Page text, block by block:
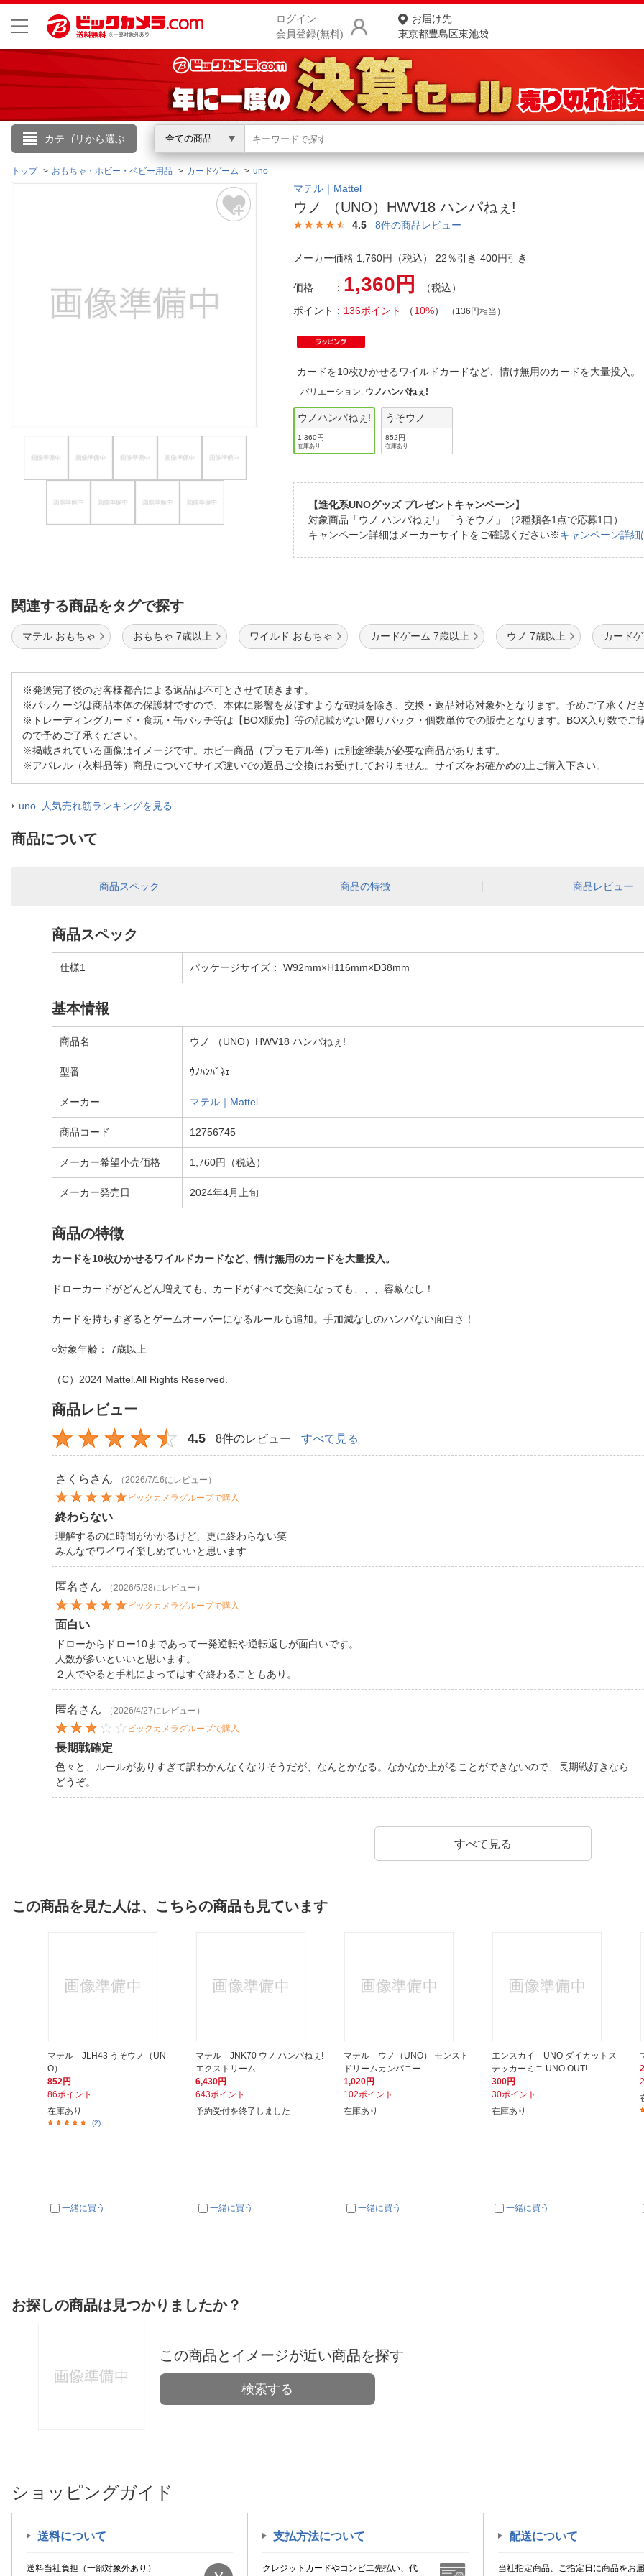
ログイン
会員登録(無料)
お届け先
東京都豊島区東池袋
カテゴリから選ぶ 全ての商品
こんにちは
ログイン
閲覧履歴
商品をさがす
ランキングからさがす
お客様サポート
トップ おもちゃ・ホビー・ベビー用品 カードゲーム uno
マテル｜Mattel
ウノ （UNO）HWV18 ハンパねぇ!
4.5 8件の商品レビュー
メーカー価格 1,760円（税込） 22％引き 400円引き
価格 1,360円
（税込）
ポイント
136ポイント （10%） （136円相当）
カードを10枚ひかせるワイルドカードなど、情け無用のカードを大量投
バリエーション: ウノハンパねぇ!
ウノハンパねぇ!
1,360円
在庫あり
うそウノ
852円
在庫あり
【進化系UNOグッズ プレゼントキャンペーン】
対象商品「ウノ ハンパねぇ!」「うそウノ」（2種類各1点で応募1口）
キャンペーン詳細はメーカーサイトをご確認ください※キャンペーン詳細
関連する商品をタグで探す
マテル おもちゃ おもちゃ 7歳以上 ワイルド おもちゃ カードゲーム 7歳以上 ウノ 7歳以上 カード
※発送完了後のお客様都合による返品は不可とさせて頂きます。
※パッケージは商品本体の保護材ですので、本体に影響を及ぼすような破損を除き、交換・返品対応対象外となります。予めご了承くださ
※トレーディングカード・食玩・缶バッチ等は【BOX販売】等の記載がない限りパック・個数単位での販売となります。BOX入り数で
ので予めご了承ください。
※掲載されている画像はイメージです。ホビー商品（プラモデル等）は別途塗装が必要な商品があります。
※アパレル（衣料品等）商品についてサイズ違いでの返品ご交換はお受けしておりません。サイズをお確かめの上ご購入下さい。
uno 人気売れ筋ランキングを見る
商品について
商品スペック 商品の特徴 商品レビュー
商品スペック
仕様1 パッケージサイズ： W92mm×H116mm×D38mm
基本情報
商品名 ウノ （UNO）HWV18 ハンパねぇ!
型番 ｳﾉﾊﾝﾊﾟﾈｪ
メーカー マテル｜Mattel
商品コード 12756745
メーカー希望小売価格 1,760円（税込）
メーカー発売日 2024年4月上旬
商品の特徴
カードを10枚ひかせるワイルドカードなど、情け無用のカードを大量投入。
ドローカードがどんどん増えても、カードがすべて交換になっても、、、容赦なし！
カードを持ちすぎるとゲームオーバーになるルールも追加。手加減なしのハンパない面白さ！
○対象年齢： 7歳以上
（C）2024 Mattel.All Rights Reserved.
商品レビュー
4.5 8件のレビュー すべて見る
さくら さん
（2026/7/16にレビュー）
ビックカメラグループで購入
終わらない
理解するのに時間がかかるけど、更に終わらない笑
みんなでワイワイ楽しめていいと思います
匿名 さん
（2026/5/28にレビュー）
ビックカメラグループで購入
面白い
ドローからドロー10まであって一発逆転や逆転返しが面白いです。
人数が多いといいと思います。
２人でやると手札によってはすぐ終わることもあり。
匿名 さん
（2026/4/27にレビュー）
ビックカメラグループで購入
長期戦確定
色々と、ルールがありすぎて訳わかんなくなりそうだが、なんとかなる。なかなか上がることができないので、長期戦好きなら
どうぞ。
すべて見る
この商品を見た人は、こちらの商品も見ています
マテル JLH43 うそウノ（UN
O）
852円
86ポイント
在庫あり
(2)
一緒に買う
マテル JNK70 ウノ ハンパねぇ!
エクストリーム
6,430円
643ポイント
予約受付を終了しました
一緒に買う
マテル ウノ（UNO） モンスト
ドリームカンパニー
1,020円
102ポイント
在庫あり
一緒に買う
エンスカイ UNO ダイカットス
テッカーミニ UNO OUT!
300円
30ポイント
在庫あり
一緒に買う
お探しの商品は見つかりましたか？
この商品とイメージが近い商品を探す
検索する
ショッピングガイド
送料について
送料当社負担（一部対象外あり）
支払方法について
クレジットカードやコンビ二先払い、代
配送について
当社指定商品、ご指定日に商品をお